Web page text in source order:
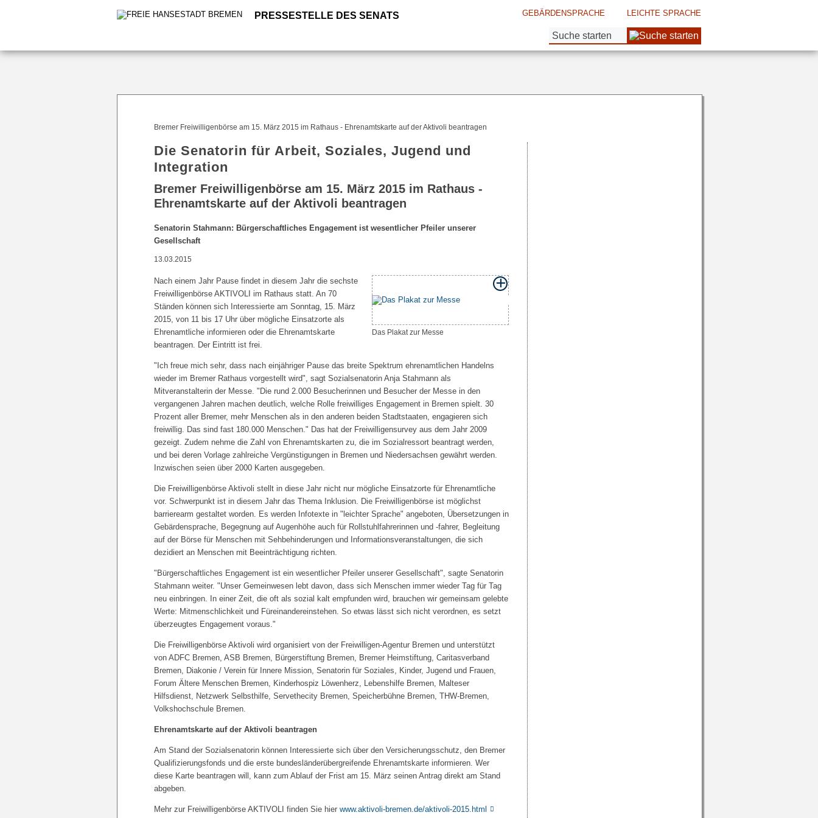
PRESSESTELLE DES SENATS GEBÄRDENSPRACHE LEICHTE SPRACHE
Suche:
Bremer Freiwilligenbörse am 15. März 2015 im Rathaus - Ehrenamtskarte auf der Aktivoli beantragen
Die Senatorin für Arbeit, Soziales, Jugend und
Integration
Bremer Freiwilligenbörse am 15. März 2015 im Rathaus -
Ehrenamtskarte auf der Aktivoli beantragen
Senatorin Stahmann: Bürgerschaftliches Engagement ist wesentlicher Pfeiler unserer
Gesellschaft
13.03.2015
Das Plakat zur Messe
Nach einem Jahr Pause findet in diesem Jahr die sechste
Freiwilligenbörse AKTIVOLI im Rathaus statt. An 70
Ständen können sich Interessierte am Sonntag, 15. März
2015, von 11 bis 17 Uhr über mögliche Einsatzorte als
Ehrenamtliche informieren oder die Ehrenamtskarte
beantragen. Der Eintritt ist frei.
"Ich freue mich sehr, dass nach einjähriger Pause das breite Spektrum ehrenamtlichen Handelns
wieder im Bremer Rathaus vorgestellt wird", sagt Sozialsenatorin Anja Stahmann als
Mitveranstalterin der Messe. "Die rund 2.000 Besucherinnen und Besucher der Messe in den
vergangenen Jahren machen deutlich, welche Rolle freiwilliges Engagement in Bremen spielt. 30
Prozent aller Bremer, mehr Menschen als in den anderen beiden Stadtstaaten, engagieren sich
freiwillig. Das sind fast 180.000 Menschen." Das hat der Freiwilligensurvey aus dem Jahr 2009
gezeigt. Zudem nehme die Zahl von Ehrenamtskarten zu, die im Sozialressort beantragt werden,
und bei deren Vorlage zahlreiche Vergünstigungen in Bremen und Niedersachsen gewährt werden.
Inzwischen seien über 2000 Karten ausgegeben.
Die Freiwilligenbörse Aktivoli stellt in diese Jahr nicht nur mögliche Einsatzorte für Ehrenamtliche
vor. Schwerpunkt ist in diesem Jahr das Thema Inklusion. Die Freiwilligenbörse ist möglichst
barrierearm gestaltet worden. Es werden Infotexte in "leichter Sprache" angeboten, Übersetzungen in
Gebärdensprache, Begegnung auf Augenhöhe auch für Rollstuhlfahrerinnen und -fahrer, Begleitung
auf der Börse für Menschen mit Sehbehinderungen und Informationsveranstaltungen, die sich
dezidiert an Menschen mit Beeinträchtigung richten.
"Bürgerschaftliches Engagement ist ein wesentlicher Pfeiler unserer Gesellschaft", sagte Senatorin
Stahmann weiter. "Unser Gemeinwesen lebt davon, dass sich Menschen immer wieder Tag für Tag
neu einbringen. In einer Zeit, die oft als sozial kalt empfunden wird, brauchen wir gemeinsam gelebte
Werte: Mitmenschlichkeit und Füreinandereinstehen. So etwas lässt sich nicht verordnen, es setzt
überzeugtes Engagement voraus."
Die Freiwilligenbörse Aktivoli wird organisiert von der Freiwilligen-Agentur Bremen und unterstützt
von ADFC Bremen, ASB Bremen, Bürgerstiftung Bremen, Bremer Heimstiftung, Caritasverband
Bremen, Diakonie / Verein für Innere Mission, Senatorin für Soziales, Kinder, Jugend und Frauen,
Forum Ältere Menschen Bremen, Kinderhospiz Löwenherz, Lebenshilfe Bremen, Malteser
Hilfsdienst, Netzwerk Selbsthilfe, Servethecity Bremen, Speicherbühne Bremen, THW-Bremen,
Volkshochschule Bremen.
Ehrenamtskarte auf der Aktivoli beantragen
Am Stand der Sozialsenatorin können Interessierte sich über den Versicherungsschutz, den Bremer
Qualifizierungsfonds und die erste bundesländerübergreifende Ehrenamtskarte informieren. Wer
diese Karte beantragen will, kann zum Ablauf der Frist am 15. März seinen Antrag direkt am Stand
abgeben.
Mehr zur Freiwilligenbörse AKTIVOLI finden Sie hier www.aktivoli-bremen.de/aktivoli-2015.html